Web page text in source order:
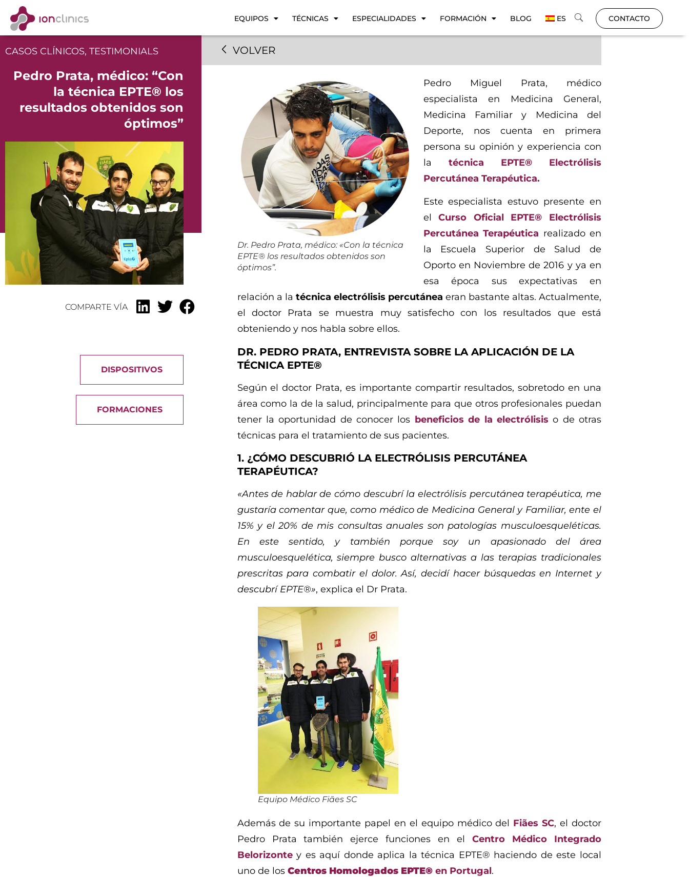
EQUIPOS TÉCNICAS ESPECIALIDADES FORMACIÓN BLOG ES CONTACTO
CASOS CLÍNICOS, TESTIMONIALS
Pedro Prata, médico: “Con
la técnica EPTE® los
resultados obtenidos son
óptimos”
COMPARTE VÍA
DISPOSITIVOS
FORMACIONES
VOLVER
Dr. Pedro Prata, médico: «Con la técnica
EPTE® los resultados obtenidos son
óptimos”.
Pedro Miguel Prata, médico
especialista en Medicina General,
Medicina Familiar y Medicina del
Deporte, nos cuenta en primera
persona su opinión y experiencia con
la técnica EPTE® Electrólisis
Percutánea Terapéutica.
Este especialista estuvo presente en
elCurso Oficial EPTE® Electrólisis
Percutánea Terapéutica realizado en
la Escuela Superior de Salud de
Oporto en Noviembre de 2016 y ya en
esa época sus expectativas en
relación a la técnica electrólisis percutánea eran bastante altas. Actualmente,
el doctor Prata se muestra muy satisfecho con los resultados que está
obteniendo y nos habla sobre ellos.
DR. PEDRO PRATA, ENTREVISTA SOBRE LA APLICACIÓN DE LA
TÉCNICA EPTE®
Según el doctor Prata, es importante compartir resultados, sobretodo en una
área como la de la salud, principalmente para que otros profesionales puedan
tener la oportunidad de conocer los beneficios de la electrólisis o de otras
técnicas para el tratamiento de sus pacientes.
1. ¿CÓMO DESCUBRIÓ LA ELECTRÓLISIS PERCUTÁNEA
TERAPÉUTICA?
«Antes de hablar de cómo descubrí la electrólisis percutánea terapéutica, me
gustaría comentar que, como médico de Medicina General y Familiar, ente el
15% y el 20% de mis consultas anuales son patologías musculoesqueléticas.
En este sentido, y también porque soy un apasionado del área
musculoesquelética, siempre busco alternativas a las terapias tradicionales
prescritas para combatir el dolor. Así, decidí hacer búsquedas en Internet y
descubrí EPTE®», explica el Dr Prata.
Equipo Médico Fiães SC
Además de su importante papel en el equipo médico del Fiães SC, el doctor
Pedro Prata también ejerce funciones en elCentro Médico Integrado
Belorizontey es aquí donde aplica la técnica EPTE® haciendo de este local
uno de los Centros Homologados EPTE®en Portugal.